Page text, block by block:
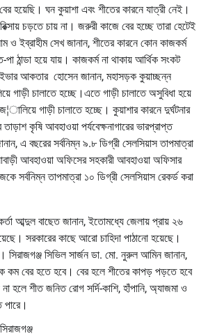
হয়েছি। ঘন কুয়াশা এবং শীতের কারনে যাত্রী নেই।
চড়তে চায় না। জরুরী কাজে বের হচ্ছে তারা হেটেই
ও ইব্রাহীম সেখ জানান, শীতের কারনে কোন কাজকর্ম
ঠান্ডা হয়ে যায়। কাজকর্ম না থাকায় আর্থিক সংকট
আকতার হোসেন জানান, মহাসড়ক কুয়াচ্ছন্ন
গাড়ী চালাতে হচ্ছে।এতে গাড়ী চালাতে অসুবিধা হয়ে
গাড়ী চালাতে হচ্ছে। কুয়াশার কারনে দুর্ঘটনার
কৃষি আবহাওয়া পর্যবেক্ষনাগারের ভারপ্রাপ্ত
এ বছরের সর্বনিম্ন ৯.৮ ডিগ্রী সেলসিয়াস তাপমাত্রা
আবহাওয়া অফিসের সহকারী আবহাওয়া অফিসার
সর্বনিম্ন তাপমাত্রা ১০ ডিগ্রী সেলসিয়াস রেকর্ড করা
আব্দুল বাছেত জানান, ইতোমধ্যে জেলায় প্রায় ২৬
সরকারের কাছে আরো চাহিদা পাঠানো হয়েছে।
সিরাজগঞ্জ সিভিল সার্জন ডা. মো. নুরুল আমিন জানান,
কম বের হতে হবে। বের হলে শীতের কাপড় পড়তে হবে
হলে শীত জনিত রোগ সর্দি-কাশি, হাঁপানি, অ্যাজমা ও
সিরাজগঞ্জ